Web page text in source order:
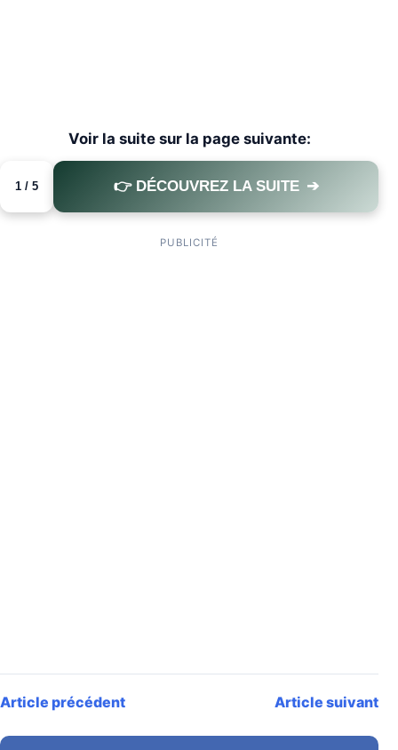
Voir la suite sur la page suivante:
1 / 5 👉 DÉCOUVREZ LA SUITE ➔
PAGE 1 OF 5
PUBLICITÉ
Article précédent Article suivant